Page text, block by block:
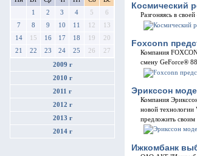
1
2 3 4 5
6
7
8 9 10 11 12
13
14
15 16 17 18 19
20
21
22 23 24 25 26 27
2009 г
2010 г
2011 г
2012 г
2013 г
2014 г
Космический
Разгоняясь в
Foxconn
Компания
смену GeForce®
Эрикссон
Компания
новой технологии
предложить своим
Ижкомбанк